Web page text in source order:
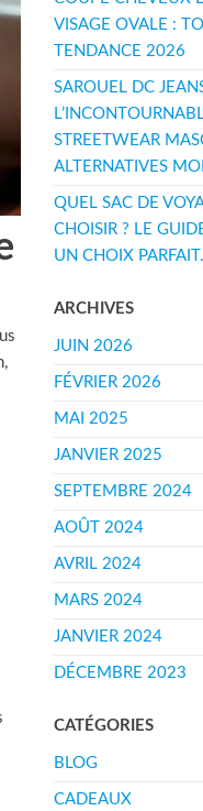
VISAGE OVALE :
TENDANCE 2026
SAROUEL DC
STREETWEAR
ALTERNATIVES
QUEL SAC DE
CHOISIR ? LE
UN CHOIX PARFAIT.
ARCHIVES
JUIN 2026
FÉVRIER 2026
MAI 2025
JANVIER 2025
SEPTEMBRE 2024
AOÛT 2024
AVRIL 2024
MARS 2024
JANVIER 2024
DÉCEMBRE 2023
CATÉGORIES
BLOG
CADEAUX